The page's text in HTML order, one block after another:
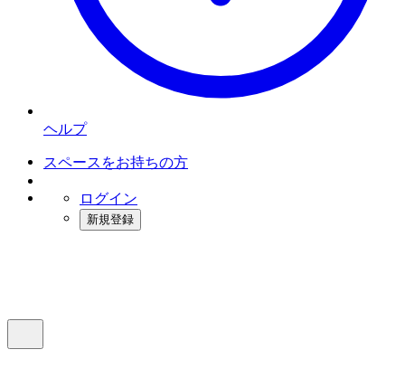
ヘルプ
スペースをお持ちの方
ログイン
新規登録